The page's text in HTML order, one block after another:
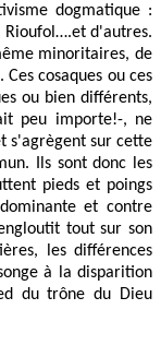
dogmatique :
Rioufol….et d'autres.
minoritaires, de
cosaques ou ces
ou bien différents,
peu importe!-, ne
s'agrègent sur cette
Ils sont donc les
pieds et poings
et contre
tout sur son
les différences
à la disparition
du trône du Dieu